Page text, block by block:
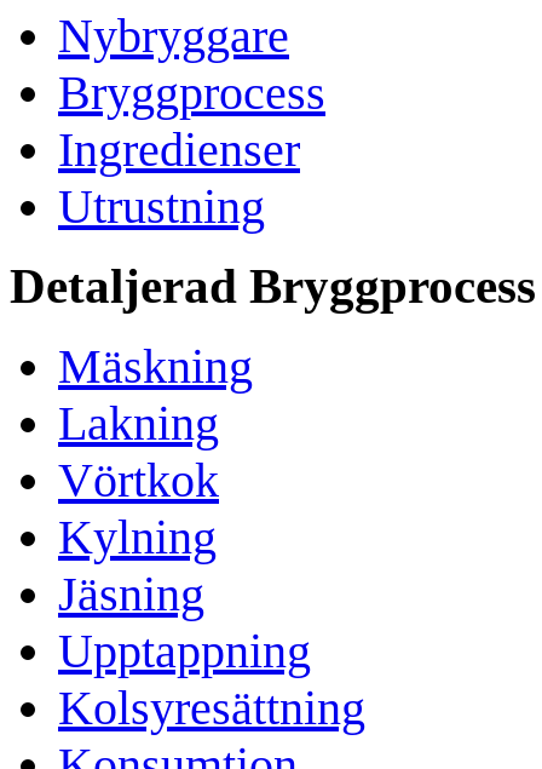
Nybryggare
Bryggprocess
Ingredienser
Utrustning
Detaljerad Bryggprocess
Mäskning
Lakning
Vörtkok
Kylning
Jäsning
Upptappning
Kolsyresättning